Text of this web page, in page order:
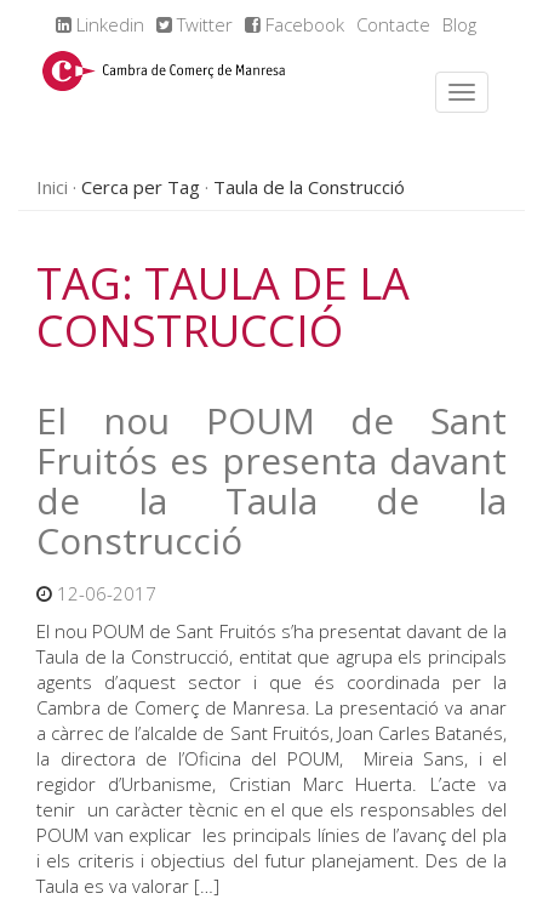
Linkedin Twitter Facebook Contacte Blog
Inici Cerca per Tag Taula de la Construcció
TAG: TAULA DE LA
CONSTRUCCIÓ
El nou POUM de Sant
Fruitós es presenta davant
de la Taula de la
Construcció
12-06-2017
El nou POUM de Sant Fruitós s’ha presentat davant de la
Taula de la Construcció, entitat que agrupa els principals
agents d’aquest sector i que és coordinada per la
Cambra de Comerç de Manresa. La presentació va anar
a càrrec de l’alcalde de Sant Fruitós, Joan Carles Batanés,
la directora de l’Oficina del POUM, Mireia Sans, i el
regidor d’Urbanisme, Cristian Marc Huerta. L’acte va
tenir un caràcter tècnic en el que els responsables del
POUM van explicar les principals línies de l’avanç del pla
i els criteris i objectius del futur planejament. Des de la
Taula es va valorar […]